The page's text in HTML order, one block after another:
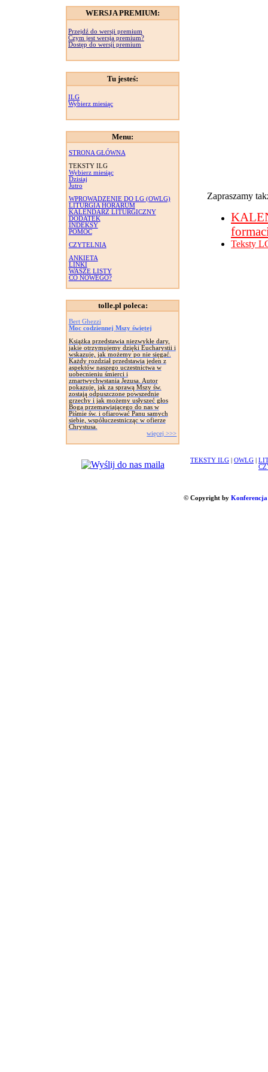
WERSJA PREMIUM:
Przejdź do wersji premium
Czym jest wersja premium?
Dostęp do wersji premium
Tu jesteś:
ILG
Wybierz miesiąc
Menu:
STRONA GŁÓWNA
TEKSTY ILG
Wybierz miesiąc
Dzisiaj
Jutro
WPROWADZENIE DO LG (OWLG)
LITURGIA HORARUM
KALENDARZ LITURGICZNY
DODATEK
INDEKSY
POMOC
CZYTELNIA
ANKIETA
LINKI
WASZE LISTY
CO NOWEGO?
tolle.pl poleca:
Bert Ghezzi
Moc codziennej Mszy świętej
Książka przedstawia niezwykłe dary,
jakie otrzymujemy dzięki Eucharystii i
wskazuje, jak możemy po nie sięgać.
Każdy rozdział przedstawia jeden z
aspektów naszego uczestnictwa w
uobecnieniu śmierci i
zmartwychwstania Jezusa. Autor
pokazuje, jak za sprawą Mszy św.
zostają odpuszczone powszednie
grzechy i jak możemy usłyszeć głos
Boga przemawiającego do nas w
Piśmie św. i ofiarować Panu samych
siebie, współuczestnicząc w ofierze
Chrystusa.
więcej >>>
Zapraszamy
Teksty
TEKSTY ILG OWLG
© Copyright by Konferencja